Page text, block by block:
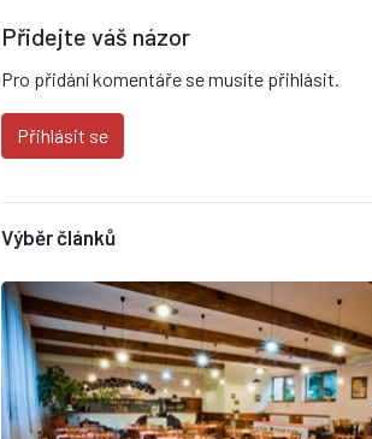
Přidejte váš názor
Pro přidání komentáře se musíte přihlásit.
Přihlásit se
Výběr článků